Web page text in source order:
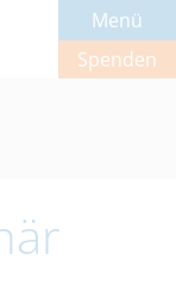
Menü
Spenden